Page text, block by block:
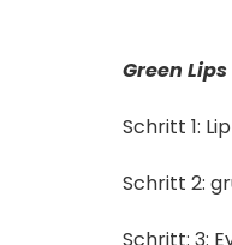
Green Lips
Schritt 1:
Schritt 2: